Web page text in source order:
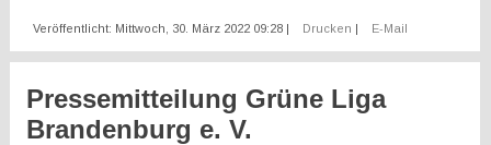
Veröffentlicht: Mittwoch, 30. März 2022 09:28 | Drucken | E-Mail
Pressemitteilung Grüne Liga
Brandenburg e. V.